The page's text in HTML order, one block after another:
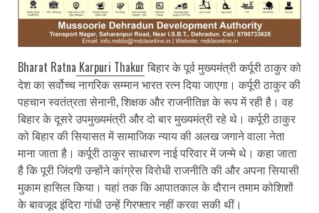
Bharat Ratna Karpuri Thakur बिहार के पूर्व मुख्यमंत्री कर्पूरी ठाकुर को
देश का सर्वोच्च नागरिक सम्मान भारत रत्न दिया जाएगा। कर्पूरी ठाकुर की
पहचान स्वतंत्रता सेनानी, शिक्षक और राजनीतिज्ञ के रूप में रही है। वह
बिहार के दूसरे उपमुख्यमंत्री और दो बार मुख्यमंत्री रहे थे। कर्पूरी ठाकुर
को बिहार की सियासत में सामाजिक न्याय की अलख जगाने वाला नेता
माना जाता है। कर्पूरी ठाकुर साधारण नाई परिवार में जन्मे थे। कहा जाता
है कि पूरी जिंदगी उन्होंने कांग्रेस विरोधी राजनीति की और अपना सियासी
मुकाम हासिल किया। यहां तक कि आपातकाल के दौरान तमाम कोशिशों
के बावजूद इंदिरा गांधी उन्हें गिरफ्तार नहीं करवा सकी थीं।